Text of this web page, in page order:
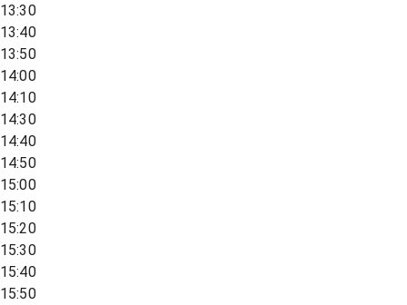
13:30
13:40
13:50
14:00
14:10
14:30
14:40
14:50
15:00
15:10
15:20
15:30
15:40
15:50